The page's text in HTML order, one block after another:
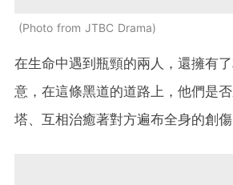
Photo from JTBC Drama
在生命中遇到瓶頸的兩人，還擁有
意，在這條黑道的道路上，他們是
塔、互相治癒著對方遍布全身的創傷